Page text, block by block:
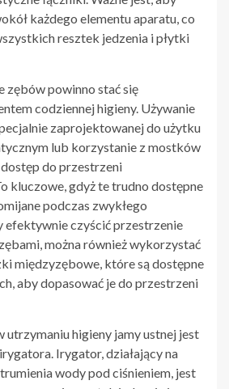
każdego elementu aparatu, co
resztek jedzenia i płytki
zębów powinno stać się
codziennej higieny. Używanie
zaprojektowanej do użytku
lub korzystanie z mostków
do przestrzeni
kluczowe, gdyż te trudno dostępne
podczas zwykłego
efektywnie czyścić przestrzenie
można również wykorzystać
międzyzębowe, które są dostępne
aby dopasować je do przestrzeni
utrzymaniu higieny jamy ustnej jest
Irygator, działający na
wody pod ciśnieniem, jest